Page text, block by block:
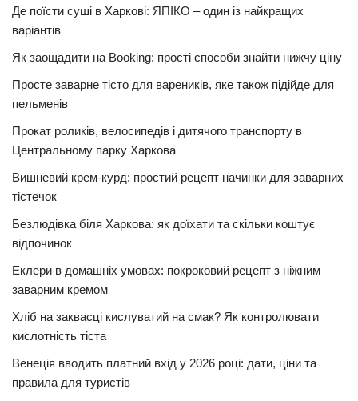
Де поїсти суші в Харкові: ЯПІКО – один із найкращих
варіантів
Як заощадити на Booking: прості способи знайти нижчу ціну
Просте заварне тісто для вареників, яке також підійде для
пельменів
Прокат роликів, велосипедів і дитячого транспорту в
Центральному парку Харкова
Вишневий крем-курд: простий рецепт начинки для заварних
тістечок
Безлюдівка біля Харкова: як доїхати та скільки коштує
відпочинок
Еклери в домашніх умовах: покроковий рецепт з ніжним
заварним кремом
Хліб на заквасці кислуватий на смак? Як контролювати
кислотність тіста
Венеція вводить платний вхід у 2026 році: дати, ціни та
правила для туристів